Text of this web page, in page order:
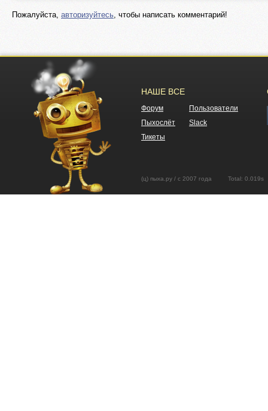
Пожалуйста, авторизуйтесь, чтобы написать комментарий!
НАШЕ ВСЕ
Форум
Пользователи
Пыхослёт
Slack
Тикеты
(ц) пыха.ру / с 2007 года Total: